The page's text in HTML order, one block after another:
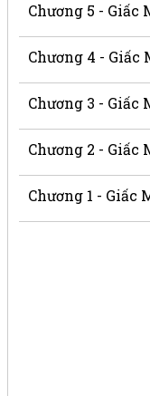
Chương 5 - Giấc
Chương 4 - Giấc
Chương 3 - Giấc
Chương 2 - Giấc
Chương 1 - Giấc